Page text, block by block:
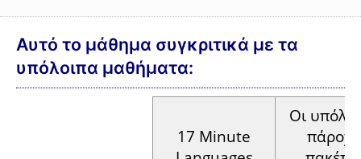
Αυτό το μάθημα συγκριτικά με τα
υπόλοιπα μαθήματα:
17 Minute
Οι